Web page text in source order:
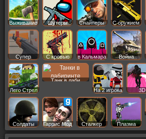
Выживание Шутеры Снайперы С оружием
Супер С кровью в Кальмара Война
Лего Стрел
Танк в лаби
На 2 игрока
3D
Солдаты Гаррис Мод Сталкер Плазма